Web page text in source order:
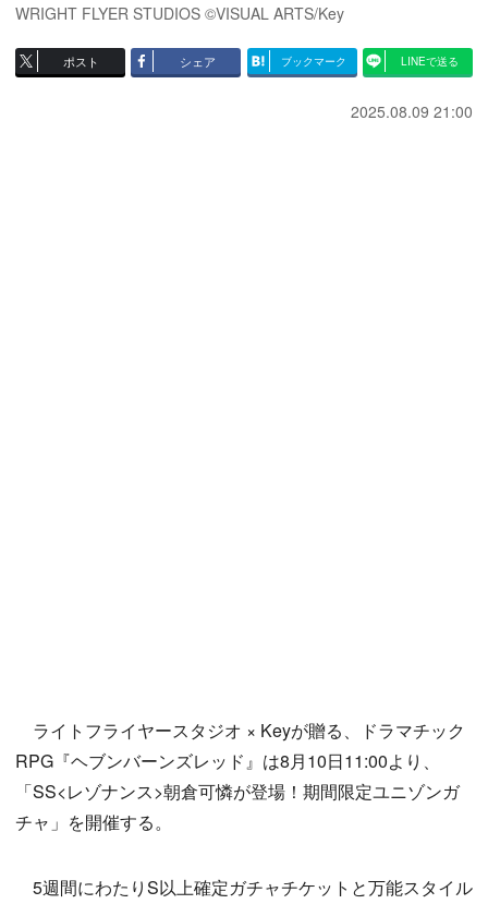
WRIGHT FLYER STUDIOS ©VISUAL ARTS/Key
ポスト シェア ブックマーク LINEで送る
2025.08.09 21:00
ライトフライヤースタジオ × Keyが贈る、ドラマチック
RPG『ヘブンバーンズレッド』は8月10日11:00より、
「SS<レゾナンス>朝倉可憐が登場！期間限定ユニゾンガ
チャ」を開催する。
5週間にわたりS以上確定ガチャチケットと万能スタイル